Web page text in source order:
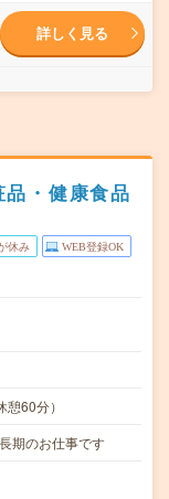
詳しく見る
・健康食品
休み WEB登録OK
60分）
期のお仕事です